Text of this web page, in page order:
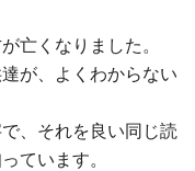
亡くなりました。
が、よくわからない
、それを良い同じ読
ています。